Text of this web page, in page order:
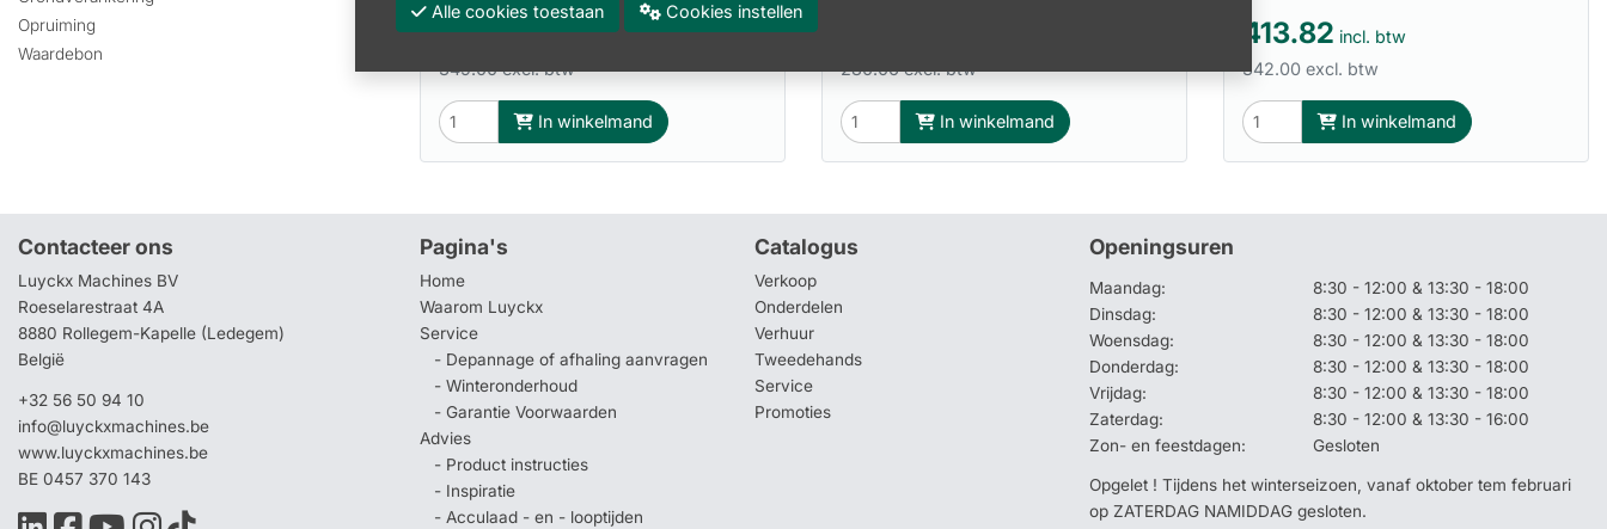
Opruiming
Waardebon
422.29incl. btw
349.00 excl. btw
In winkelmand
280.06 excl. btw
In winkelmand
413.82 incl. btw
342.00 excl. btw
In winkelmand
Contacteer ons
Luyckx Machines BV
Roeselarestraat 4A
8880 Rollegem-Kapelle (Ledegem)
België
+32 56 50 94 10
info@luyckxmachines.be
www.luyckxmachines.be
BE 0457 370 143
Pagina's
Home
Waarom Luyckx
Service
- Depannage of afhaling aanvragen
- Winteronderhoud
- Garantie Voorwaarden
Advies
- Product instructies
- Inspiratie
- Acculaad - en - looptijden
Catalogus
Verkoop
Onderdelen
Verhuur
Tweedehands
Service
Promoties
Openingsuren
Maandag:
8:30 - 12:00 & 13:30 - 18:00
Dinsdag:
8:30 - 12:00 & 13:30 - 18:00
Woensdag:
8:30 - 12:00 & 13:30 - 18:00
Donderdag:
8:30 - 12:00 & 13:30 - 18:00
Vrijdag:
8:30 - 12:00 & 13:30 - 18:00
Zaterdag:
8:30 - 12:00 & 13:30 - 16:00
Zon- en feestdagen:
Gesloten
Opgelet ! Tijdens het winterseizoen, vanaf oktober tem februari
op ZATERDAG NAMIDDAG gesloten.
Alle cookies toestaan Cookies instellen